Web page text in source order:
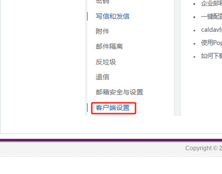
Copyright ©